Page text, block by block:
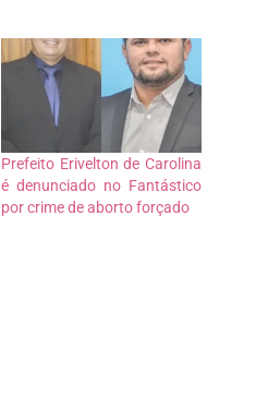
Prefeito Erivelton de Carolina
é denunciado no Fantástico
por crime de aborto forçado